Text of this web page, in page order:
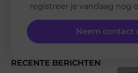
RECENTE BERICHTEN
registreer je vandaag nog
Neem contact